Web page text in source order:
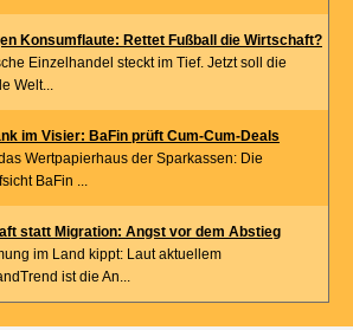
Konsumflaute: Rettet Fußball die Wirtschaft?
Einzelhandel steckt im Tief. Jetzt soll die
Welt...
im Visier: BaFin prüft Cum-Cum-Deals
Wertpapierhaus der Sparkassen: Die
BaFin ...
statt Migration: Angst vor dem Abstieg
im Land kippt: Laut aktuellem
ist die An...